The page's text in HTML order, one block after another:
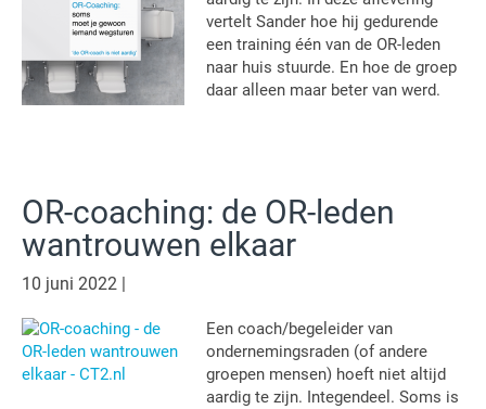
vertelt Sander hoe hij gedurende
een training één van de OR-leden
naar huis stuurde. En hoe de groep
daar alleen maar beter van werd.
OR-coaching: de OR-leden
wantrouwen elkaar
10 juni 2022
Een coach/begeleider van
ondernemingsraden (of andere
groepen mensen) hoeft niet altijd
aardig te zijn. Integendeel. Soms is